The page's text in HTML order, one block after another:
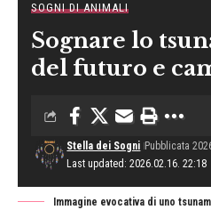
SOGNI DI ANIMALI
Sognare lo
del futuro e
Last updated: 2026.02.16. 22:18
Stella dei Sogni Pubblicata
Immagine evocativa di uno